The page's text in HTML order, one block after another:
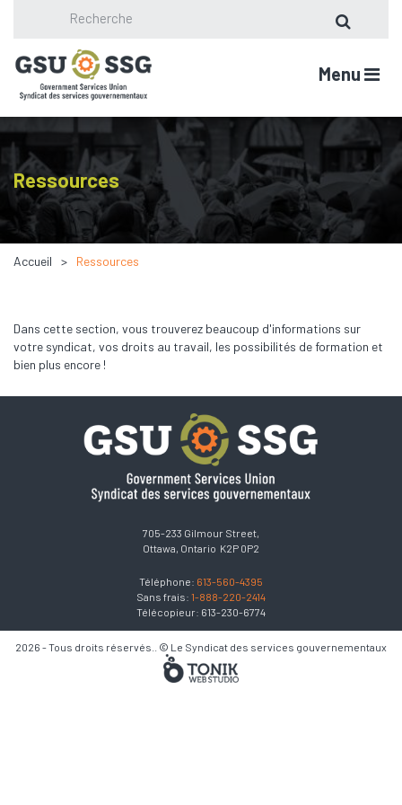
Menu
Ressources
Accueil Ressources
Dans cette section, vous trouverez beaucoup d'informations sur
votre syndicat, vos droits au travail, les possibilités de formation et
bien plus encore !
705-233 Gilmour Street,
Ottawa, Ontario K2P 0P2
Téléphone: 613-560-4395
Sans frais: 1-888-220-2414
Télécopieur: 613-230-6774
2026 - Tous droits réservés.. © Le Syndicat des services gouvernementaux